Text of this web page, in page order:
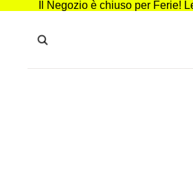
Il Negozio è chiuso per Ferie!